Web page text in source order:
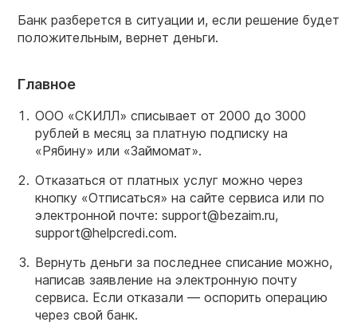
Банк разберется в ситуации и, если решение будет
положительным, вернет деньги.
Главное
ООО «СКИЛЛ» списывает от 2000 до 3000
рублей в месяц за платную подписку на
«Рябину» или «Займомат».
Отказаться от платных услуг можно через
кнопку «Отписаться» на сайте сервиса или по
электронной почте: support@bezaim.ru,
support@helpcredi.com.
Вернуть деньги за последнее списание можно,
написав заявление на электронную почту
сервиса. Если отказали — оспорить операцию
через свой банк.